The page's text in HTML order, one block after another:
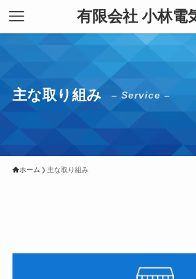
有限会社 小林電
主な取り組み – Service –
ホーム 主な取り組み